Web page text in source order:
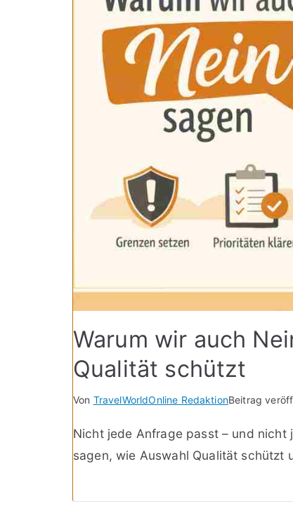
Warum wir auch
Qualität schützt
Von TravelWorldOnline RedaktionBeitrag
Nicht jede Anfrage passt – und nicht
sagen, wie Auswahl Qualität schützt